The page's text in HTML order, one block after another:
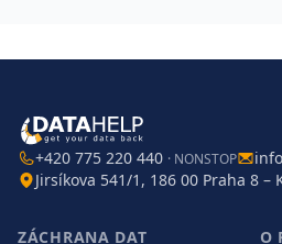
+420 775 220 440 · NONSTOP
Jirsíkova 541/1, 186 00 Praha 8 –
ZÁCHRANA DAT
O